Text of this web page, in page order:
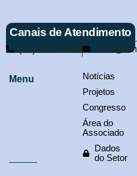
Canais de Atendimento
(61) 3321-9563
Menu
Notícias
Projetos
Congresso
Área do
Associado
Dados
do Setor